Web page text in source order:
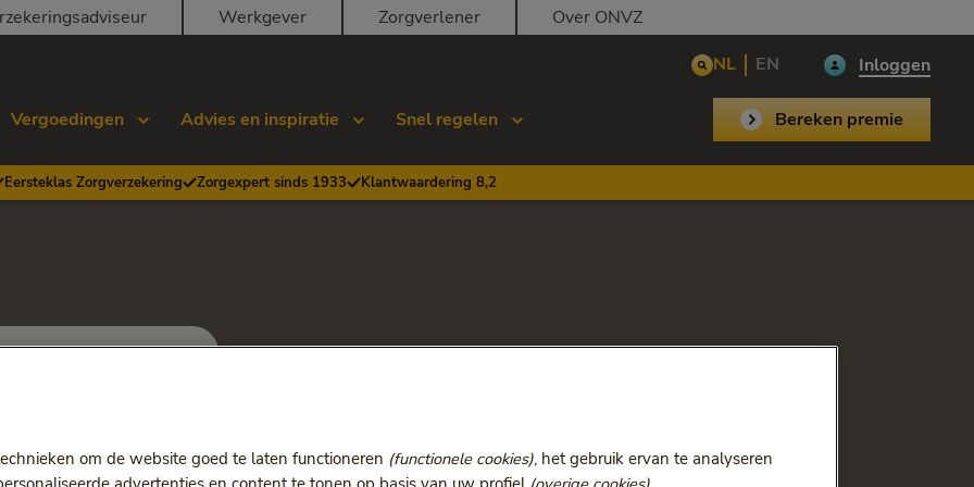
Werkgever Zorgverlener
Over ONVZ
NL EN Inloggen
Vergoedingen Advies en inspiratie Snel regelen Bereken premie
Eersteklas Zorgverzekering Zorgexpert sinds 1933 Klantwaardering 8,2
Keuze
ONVZ Bewuste Keuze
om de website goed te laten functioneren (functionele cookies), het gebruik ervan te analyseren